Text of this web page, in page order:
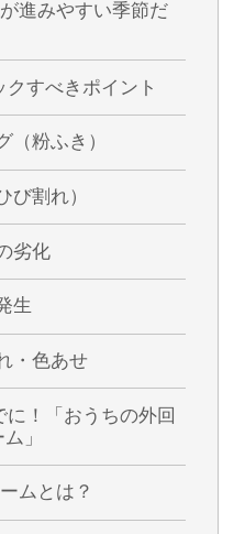
進みやすい季節だ
すべきポイント
（粉ふき）
び割れ）
劣化
生
・色あせ
！「おうちの外回
」
ムとは？